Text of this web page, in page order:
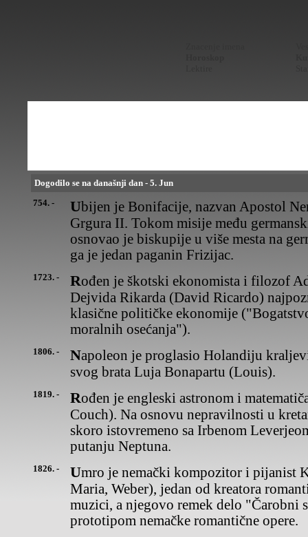
Dogodilo se na današnji dan - 5. Jun
754. -
Ubijen je Bonifacije, nazvan Apostol Nemačke, misionar pape
Grgura II. Tokom misije među
osnovao je biskupije u više mesta na
ga je jedan paganin Frizijac.
1723. - Rođen je škotski ekonomista i filozof Adam Smit (Smith), uz
Dejvida Rikarda (David Ricardo)
klasične političke ekonomije
moralnih osećanja").
1806. - Napoleon je proglasio Holandiju kraljevinom i za kralja postavio
svog brata Luja Bonapartu (Louis).
1819. - Rođen je engleski astronom i matematičar Džon Kauč Adams (John
Couch). Na osnovu nepravilnosti u
skoro istovremeno sa Irbenom
putanju Neptuna.
1826. - Umro je nemački kompozitor i pijanist Karl Marija fon Veber (Carl
Maria, Weber), jedan od kreatora
muzici, a njegovo remek delo "Čarobni
prototipom nemačke romantične opere.